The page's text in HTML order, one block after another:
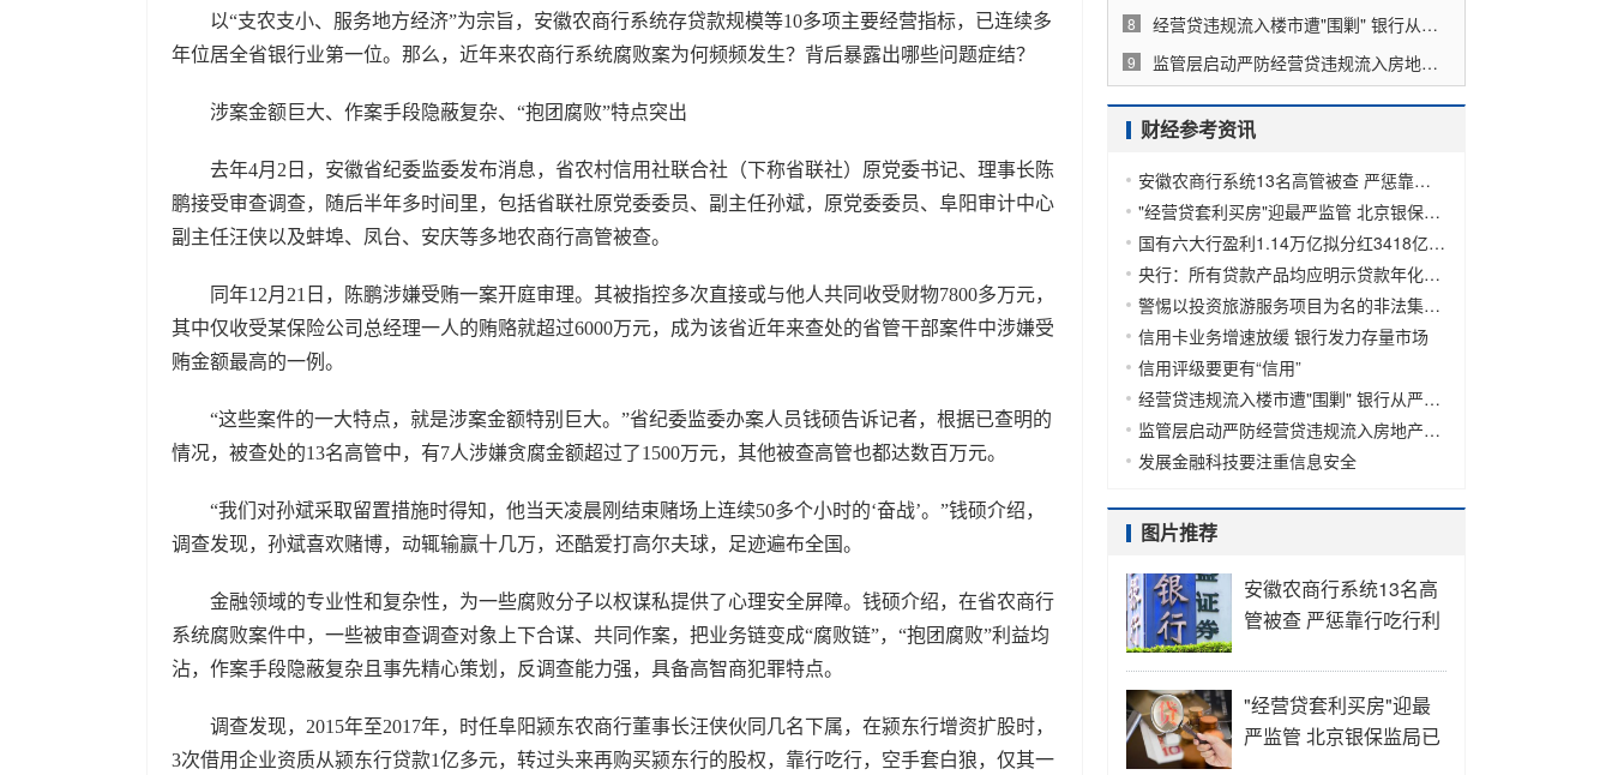
以“支农支小、服务地方经济”为宗旨，安徽农商行系统存贷款规模等10多项主要经营指标，已连续多
年位居全省银行业第一位。那么，近年来农商行系统腐败案为何频频发生？背后暴露出哪些问题症结？
涉案金额巨大、作案手段隐蔽复杂、“抱团腐败”特点突出
去年4月2日，安徽省纪委监委发布消息，省农村信用社联合社（下称省联社）原党委书记、理事长陈
鹏接受审查调查，随后半年多时间里，包括省联社原党委委员、副主任孙斌，原党委委员、阜阳审计中心
副主任汪侠以及蚌埠、凤台、安庆等多地农商行高管被查。
同年12月21日，陈鹏涉嫌受贿一案开庭审理。其被指控多次直接或与他人共同收受财物7800多万元，
其中仅收受某保险公司总经理一人的贿赂就超过6000万元，成为该省近年来查处的省管干部案件中涉嫌受
贿金额最高的一例。
“这些案件的一大特点，就是涉案金额特别巨大。”省纪委监委办案人员钱硕告诉记者，根据已查明的
情况，被查处的13名高管中，有7人涉嫌贪腐金额超过了1500万元，其他被查高管也都达数百万元。
“我们对孙斌采取留置措施时得知，他当天凌晨刚结束赌场上连续50多个小时的‘奋战’。”钱硕介绍，
调查发现，孙斌喜欢赌博，动辄输赢十几万，还酷爱打高尔夫球，足迹遍布全国。
金融领域的专业性和复杂性，为一些腐败分子以权谋私提供了心理安全屏障。钱硕介绍，在省农商行
系统腐败案件中，一些被审查调查对象上下合谋、共同作案，把业务链变成“腐败链”，“抱团腐败”利益均
沾，作案手段隐蔽复杂且事先精心策划，反调查能力强，具备高智商犯罪特点。
调查发现，2015年至2017年，时任阜阳颍东农商行董事长汪侠伙同几名下属，在颍东行增资扩股时，
3次借用企业资质从颍东行贷款1亿多元，转过头来再购买颍东行的股权，靠行吃行，空手套白狼，仅其一
8 经营贷违规流入楼市遭"围剿" 银行从严把控贷款条件
9 监管层启动严防经营贷违规流入房地产专项排查
财经参考资讯
安徽农商行系统13名高管被查 严惩靠行吃行利益输送
"经营贷套利买房"迎最严监管 北京银保监局已对4家银行启动调查
国有六大行盈利1.14万亿拟分红3418亿 五家合计新增普惠小微贷款1.09万亿
央行：所有贷款产品均应明示贷款年化利率
警惕以投资旅游服务项目为名的非法集资行为
信用卡业务增速放缓 银行发力存量市场
信用评级要更有“信用”
经营贷违规流入楼市遭"围剿" 银行从严把控贷款条件
监管层启动严防经营贷违规流入房地产专项排查
发展金融科技要注重信息安全
图片推荐
安徽农商行系统13名高
管被查 严惩靠行吃行利
"经营贷套利买房"迎最
严监管 北京银保监局已